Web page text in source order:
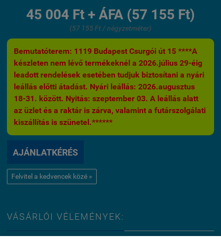
45 004 Ft + ÁFA (57 155 Ft)
(57 155 Ft / négyzetméter)
Bemutatóterem: 1119 Budapest Csurgói út 15 ****A
készleten nem lévő termékeknél a 2026.július 29-éig
leadott rendelések esetében tudjuk biztosítani a nyári
leállás előtti átadást. Nyári leállás: 2026.augusztus
18-31. között. Nyitás: szeptember 03. A leállás alatt
az üzlet és a raktár is zárva, valamint a futárszolgálati
kiszállítás is szünetel.******
AJÁNLATKÉRÉS
Felvitel a kedvencek közé »
VÁSÁRLÓI VÉLEMÉNYEK: